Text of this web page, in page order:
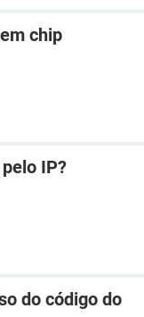
chip
IP?
do código do